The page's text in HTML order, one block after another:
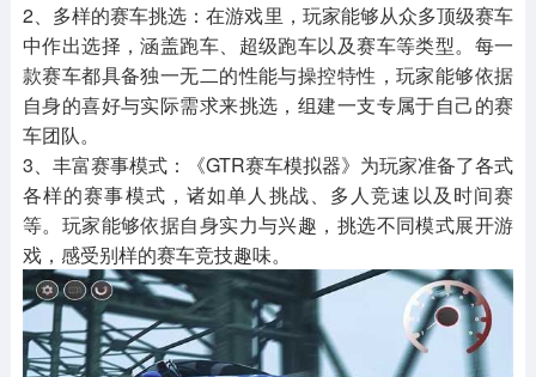
2、多样的赛车挑选：在游戏里，玩家能够从众多顶级赛车
中作出选择，涵盖跑车、超级跑车以及赛车等类型。每一
款赛车都具备独一无二的性能与操控特性，玩家能够依据
自身的喜好与实际需求来挑选，组建一支专属于自己的赛
车团队。
3、丰富赛事模式：《GTR赛车模拟器》为玩家准备了各式
各样的赛事模式，诸如单人挑战、多人竞速以及时间赛
等。玩家能够依据自身实力与兴趣，挑选不同模式展开游
戏，感受别样的赛车竞技趣味。